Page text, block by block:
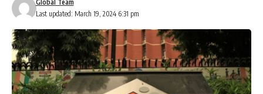
Last updated: March 19, 2024 6:31 pm
Global Team